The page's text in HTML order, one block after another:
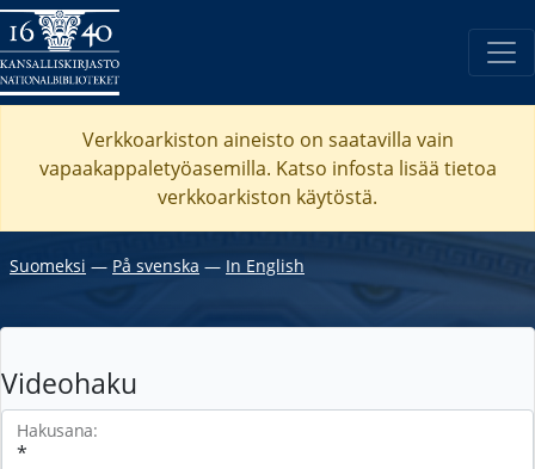
Verkkoarkiston aineisto on saatavilla vain
vapaakappaletyöasemilla. Katso infosta lisää tietoa
verkkoarkiston käytöstä.
Suomeksi ― På svenska ― In English
Videohaku
Hakusana: